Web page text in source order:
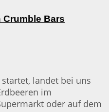
Crumble Bars
landet bei uns
im
oder auf dem